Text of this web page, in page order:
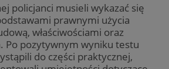
policjanci musieli wykazać się
prawnymi użycia
właściwościami oraz
Po pozytywnym wyniku testu
do części praktycznej,